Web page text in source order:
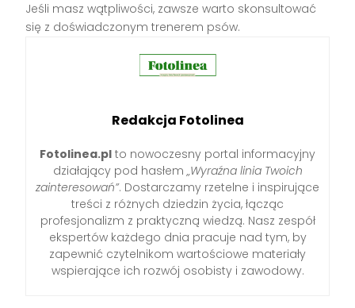
Jeśli masz wątpliwości, zawsze warto skonsultować
się z doświadczonym trenerem psów.
Redakcja Fotolinea
Fotolinea.pl to nowoczesny portal informacyjny
działający pod hasłem „Wyraźna linia Twoich
zainteresowań”. Dostarczamy rzetelne i inspirujące
treści z różnych dziedzin życia, łącząc
profesjonalizm z praktyczną wiedzą. Nasz zespół
ekspertów każdego dnia pracuje nad tym, by
zapewnić czytelnikom wartościowe materiały
wspierające ich rozwój osobisty i zawodowy.